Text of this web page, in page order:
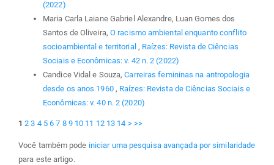
(2022)
Maria Carla Laiane Gabriel Alexandre, Luan Gomes dos
Santos de Oliveira, O racismo ambiental enquanto conflito
socioambiental e territorial , Raízes: Revista de Ciências
Sociais e Econômicas: v. 42 n. 2 (2022)
Candice Vidal e Souza,Carreiras femininas na antropologia
desde os anos 1960 , Raízes: Revista de Ciências Sociais e
Econômicas: v. 40 n. 2 (2020)
1 2 3 4 5 6 7 8 9 10 11 12 13 14 > >>
Você também pode iniciar uma pesquisa avançada por similaridade
para este artigo.